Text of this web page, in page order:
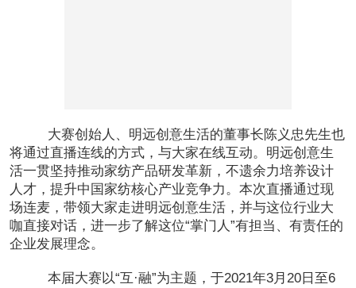
大赛创始人、明远创意生活的董事长陈义忠先生也
将通过直播连线的方式，与大家在线互动。明远创意生
活一贯坚持推动家纺产品研发革新，不遗余力培养设计
人才，提升中国家纺核心产业竞争力。本次直播通过现
场连麦，带领大家走进明远创意生活，并与这位行业大
咖直接对话，进一步了解这位“掌门人”有担当、有责任的
企业发展理念。
本届大赛以“互·融”为主题，于2021年3月20日至6